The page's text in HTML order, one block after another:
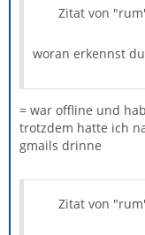
Zitat von
woran erkennst
= war offline und
trotzdem hatte ich
gmails drinne
Zitat von